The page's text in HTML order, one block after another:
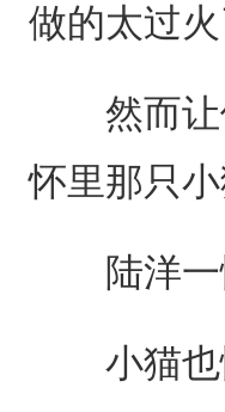
做的太过
然而让他
怀里那只
陆洋一
小猫也